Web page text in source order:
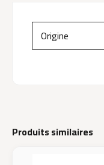
Origine
Produits similaires